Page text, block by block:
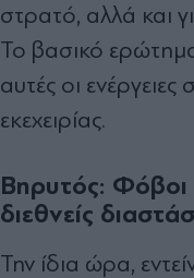
στρατό, αλλά και
Το βασικό
αυτές οι
εκεχειρίας.
Βηρυτός: Φόβοι
διεθνείς
Την ίδια ώρα,